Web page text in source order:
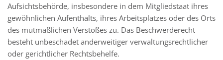
Aufsichtsbehörde, insbesondere in dem Mitgliedstaat ihres
gewöhnlichen Aufenthalts, ihres Arbeitsplatzes oder des Orts
des mutmaßlichen Verstoßes zu. Das Beschwerderecht
besteht unbeschadet anderweitiger verwaltungsrechtlicher
oder gerichtlicher Rechtsbehelfe.